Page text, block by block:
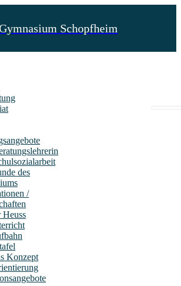
Schopfheim
des
/
Heuss
Konzept